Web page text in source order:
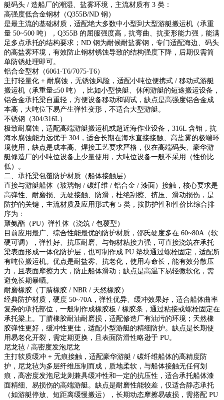
艇码头 / 造船厂的潮湿、盐雾环境，主流材质有 3 类：
高强度低合金钢材（Q355B/ND 钢）
是最主流的基础材质，适配绝大多数中小型到大型游艇搬运机（承重
量 50~500 吨），Q355B 的屈服强度高，抗弯曲、抗变形能力强，能满
足多点承托的结构要求；ND 钢为耐候耐盐雾钢，专门适配海边、码头
的高盐雾环境，有效防止钢材锈蚀导致的结构强度下降，后期仅需简
单防锈处理即可。
铝合金型材（6061-T6/7075-T6）
主打轻量化 + 耐腐蚀，无锈蚀风险，适配小吨位便携式 / 移动式游艇
搬运机（承重量≤50 吨），比如小型快艇、休闲游艇的短途搬运设备，
铝合金承托梁自重轻，方便设备移动和调试，缺点是高强度铝合金成
本高，大吨位下易产生弹性变形，不适合大型游艇。
不锈钢（304/316L）
极致耐腐蚀，适配高端游艇搬运机或超近海作业设备，316L 含钼，抗
海水腐蚀能力远优于 304，适合长期在海水直接接触、高盐雾的极端环
境使用，缺点是成本高、焊接工艺要求严格，仅在高端码头、豪华游
艇修造厂的小吨位设备上少量使用，大吨位设备一般不采用（性价比
低）。
二、承托梁包覆防护材质（船体接触层）
直接与游艇船体（玻璃钢 / 碳纤维 / 铝合金 / 漆面）接触，核心要求是
高弹性、耐磨损、无硬接触、防滑，杜绝刮擦、挤压、滑动损伤，是
防护的关键，主流材质及应用形式有 5 类，按防护性和性价比综合排
序为：
聚氨酯（PU）弹性体（浇筑 / 包覆型）
目前应用最广、综合性能最优的防护材质，邵氏硬度多在 60~80A（软
硬可调），弹性好、抗压耐磨、与钢材粘接力强，可直接浇筑在承托
梁表面形成一体化防护层，也可制作成 PU 垫块通过螺栓固定，适配所
有吨位搬运机。优点是耐盐雾、抗老化，使用寿命长，能有效分散压
力，且表面摩擦力大，防止船体滑动；缺点是高温下易轻微软化，需
避免长期暴晒。
耐磨橡胶（丁腈橡胶 / NBR / 天然橡胶）
经典防护材质，硬度 50~70A，弹性优异、缓冲效果好，适合船体曲率
复杂的承托部位，一般制作成橡胶板 / 橡胶条，通过粘接或螺栓固定在
承托梁上。丁腈橡胶耐油耐磨损，适配修造厂有油污的环境；天然橡
胶弹性更好，缓冲性更佳，适配小型游艇的精细防护。缺点是长期使
用易老化开裂，需定期更换，且表面防滑性略逊于 PU。
尼龙毡 / 高密度发泡尼龙
主打软质缓冲 + 无痕接触，适配豪华游艇 / 碳纤维船体的高精度防
护，尼龙毡为多层纤维压制而成，质地柔软，与船体接触无任何划
痕，高密度发泡尼龙则兼具缓冲性和一定的抗压性，适合承托船体漆
面精细、易损伤的高端游艇。缺点是耐磨性能较差，仅适合静态承托
（如游艇停放、短距离缓慢搬运），长期动态摩擦易破损，需搭配 PU